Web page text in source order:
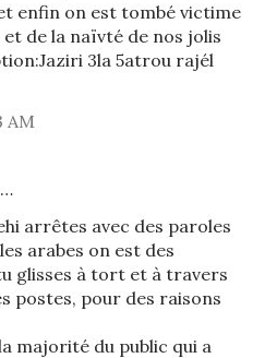
enfin on est tombé victime
de la naïvté de nos jolis
3la 5atrou rajél
AM
arrêtes avec des paroles
arabes on est des
glisses à tort et à travers
postes, pour des raisons
majorité du public qui a